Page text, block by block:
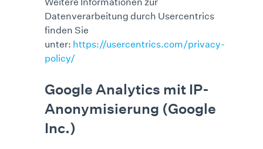
Datenverarbeitung durch Usercentrics
finden Sie
unter: https://usercentrics.com/privacy-
policy/
Google Analytics mit IP-
Anonymisierung (Google
Inc.)